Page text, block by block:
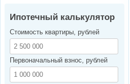
Ипотечный калькулятор
Стоимость квартиры, рублей
Первоначальный взнос, рублей